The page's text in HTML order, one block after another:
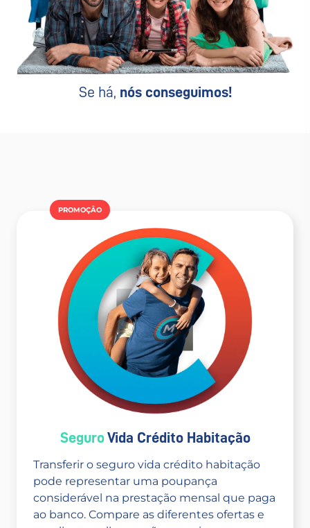
Se há, nós conseguimos!
PROMOÇÂO
SeguroVida Crédito Habitação
Transferir o seguro vida crédito habitação
pode representar uma poupança
considerável na prestação mensal que paga
ao banco. Compare as diferentes ofertas e